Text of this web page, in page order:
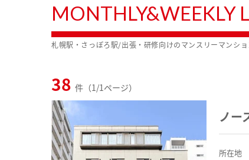
MONTHLY&WEEKLY
38 件（1/1ページ）
ノー
所在地
札幌駅・さっぽろ駅/出張・研修向けのマンスリーマンシ